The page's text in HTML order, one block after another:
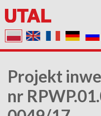
Projekt
nr